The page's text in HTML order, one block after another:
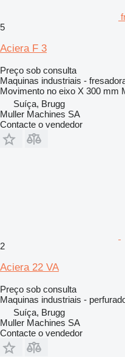
5
Aciera F 3
Preço sob consulta
Maquinas industriais -
Movimento no eixo X 300 mm
Suíça, Brugg
Muller Machines SA
Contacte o vendedor
2
Aciera 22 VA
Preço sob consulta
Maquinas industriais -
Suíça, Brugg
Muller Machines SA
Contacte o vendedor